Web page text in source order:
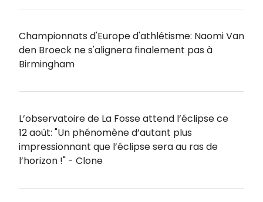
Championnats d'Europe d'athlétisme: Naomi Van
den Broeck ne s'alignera finalement pas à
Birmingham
L’observatoire de La Fosse attend l’éclipse ce
12 août: "Un phénomène d’autant plus
impressionnant que l’éclipse sera au ras de
l’horizon !" - Clone